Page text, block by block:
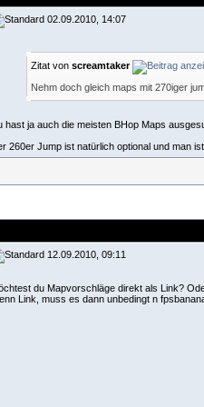
02.09.2010, 14:07
Zitat von screamtaker
Nehm doch gleich maps mit 270iger
hast ja auch die meisten BHop Maps
260er Jump ist natürlich optional und man
12.09.2010, 09:11
du Mapvorschläge direkt als Link?
Link, muss es dann unbedingt n